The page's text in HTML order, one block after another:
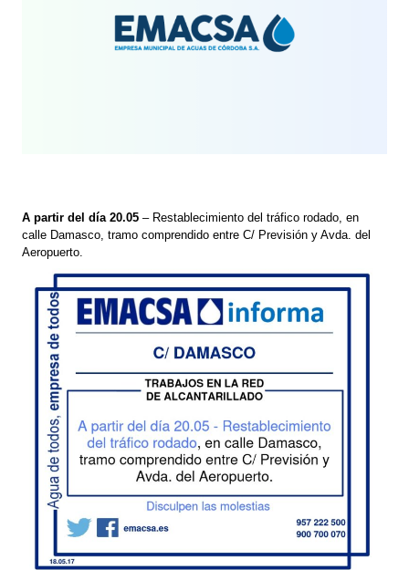
A partir del día 20.05– Restablecimiento del tráfico rodado, en
calle Damasco, tramo comprendido entre C/ Previsión y Avda. del
Aeropuerto.